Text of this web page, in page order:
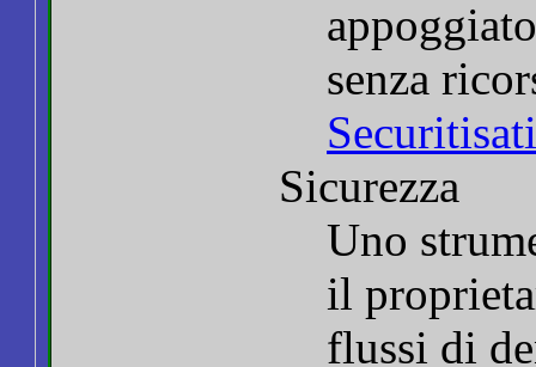
senza
Sicurezza
Uno
il
flussi di